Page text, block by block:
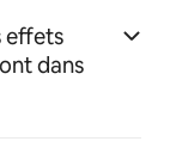
effets
dans